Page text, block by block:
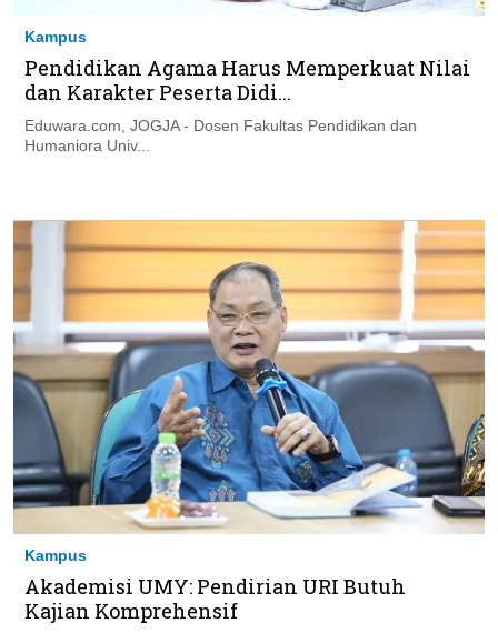
Kampus
Pendidikan Agama Harus Memperkuat Nilai
dan Karakter Peserta Didi...
Eduwara.com, JOGJA - Dosen Fakultas Pendidikan dan
Humaniora Univ...
Kampus
Akademisi UMY: Pendirian URI Butuh
Kajian Komprehensif